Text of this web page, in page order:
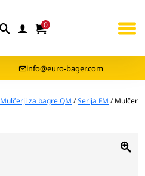
0
info@euro-bager.com
Mulčerji za bagre QM /Serija FM / Mulčer